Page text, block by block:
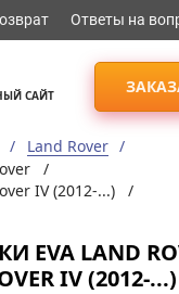
Ответы на
САЙТ
Land Rover
/
IV (2012-...) /
LAND
IV (2012-...)